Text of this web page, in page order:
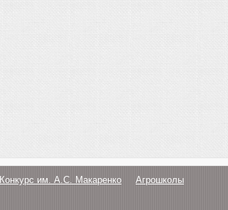
Конкурс им. А.С. Макаренко Агрошколы